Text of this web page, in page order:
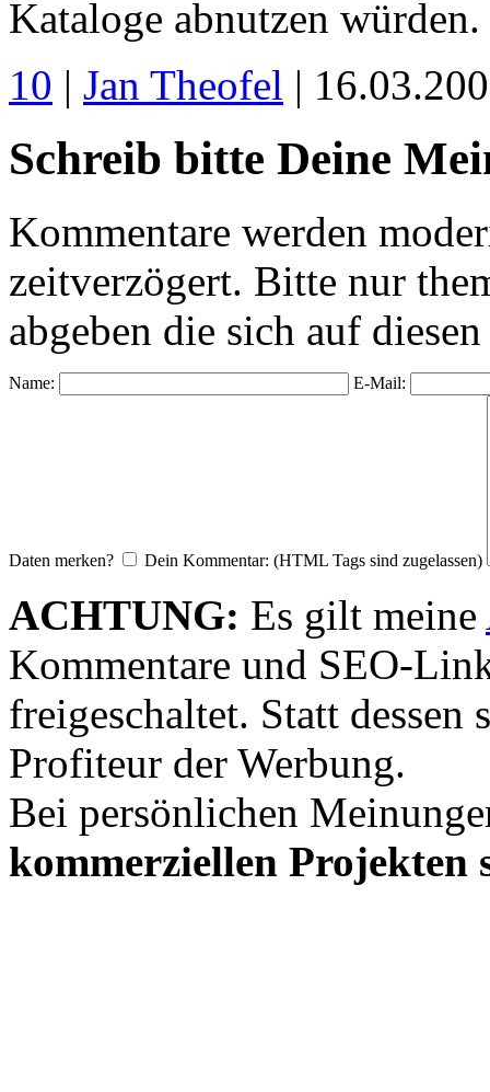
Kataloge abnutzen
10 | Jan Theofel |
Schreib bitte Deine
Kommentare werden
zeitverzögert. Bitte nur
abgeben die sich auf
Name: E-Mail:
Daten merken? Dein Kommentar: (HTML Tags sind zugelassen)
ACHTUNG: Es gilt meine
Kommentare und SEO-
freigeschaltet. Statt dessen
Profiteur der Werbung.
Bei persönlichen
kommerziellen Projekten